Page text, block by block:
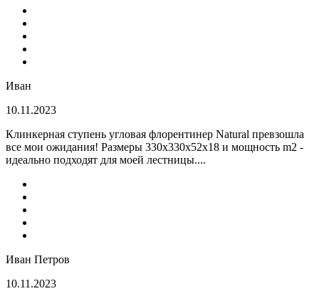
Иван
10.11.2023
Клинкерная ступень угловая флорентинер Natural превзошла
все мои ожидания! Размеры 330х330х52х18 и мощность m2 -
идеально подходят для моей лестницы....
Иван Петров
10.11.2023